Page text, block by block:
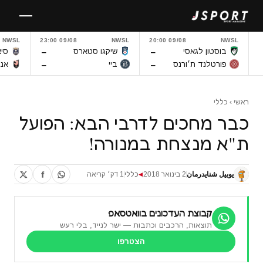
לתוכן
NWSL
09/08 20:00
בוסטון לגאסי –
פורטלנד ת׳ורנס –
NWSL
09/08 23:00
שיקגו סטארס –
ביי –
NWSL
ראשי › כללי
כבר מחכים לדרבי הבא: הפועל
ת"א מנצחת במנורה!
يوبيل شنايدرمان2 בינואר 2018 ◀כללי 1 דק׳ קריאה
קבוצת העדכונים בוואטסאפ
תוצאות, הרכבים וכתבות — ישר לנייד, בלי רעש
הצטרפו